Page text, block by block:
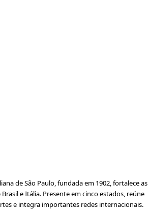
de São Paulo, fundada em 1902, fortalece as
e Itália. Presente em cinco estados, reúne
e integra importantes redes internacionais.